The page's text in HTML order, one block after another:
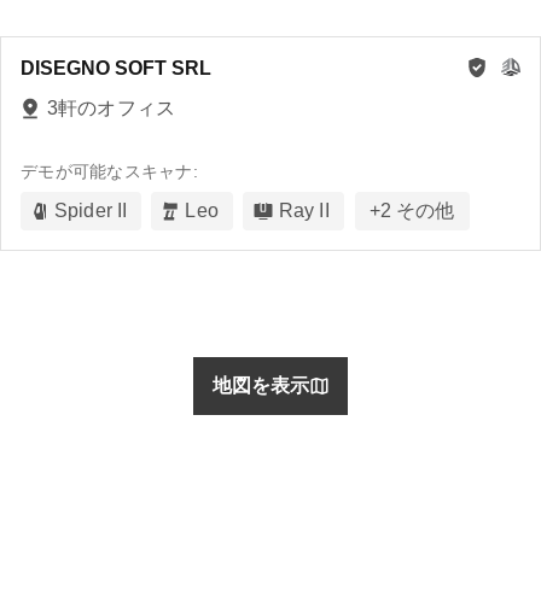
DISEGNO SOFT SRL
3軒のオフィス
デモが可能なスキャナ:
Spider II Leo Ray II +2 その他
地図を表示